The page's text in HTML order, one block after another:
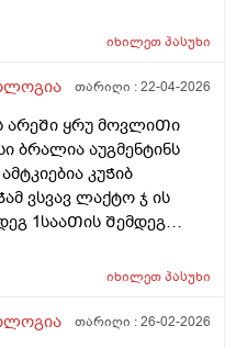
ოდნავ ქვემოᲗ
ტკივილი ვიყიდე
ან გაზების ან
ნოᲨპა ფორტე
როგორ მოვიქცე
იხილეთპასუხი
თარიღი :22-04-2026
არეᲨი ყრუ მოვლიᲗი
ბრალია აუგმენტინს
კუᲭიბ
ვსვავ ლაქტო ჯ ის
1სააᲗის Შემდეგ
იხილეთპასუხი
თარიღი :26-02-2026